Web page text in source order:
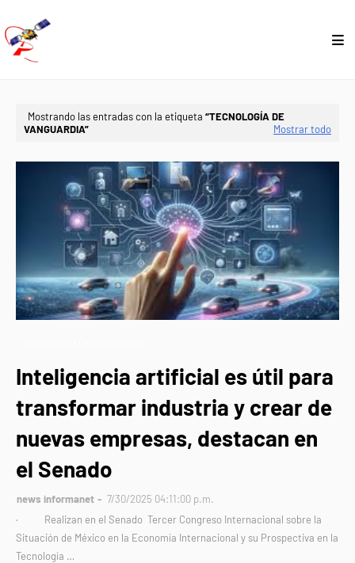
Mostrando las entradas con la etiqueta TECNOLOGÍA DE
VANGUARDIA
Mostrar todo
Inteligencia artificial es útil para
transformar industria y crear de
nuevas empresas, destacan en
el Senado
news informanet
7/30/2025 04:11:00 p.m.
· Realizan en el Senado Tercer Congreso Internacional sobre la
Situación de México en la Economía Internacional y su Prospectiva en la
Tecnología …